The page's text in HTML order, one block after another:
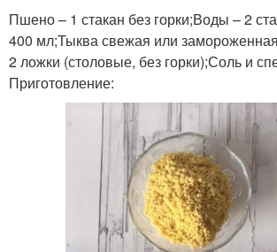
Пшено – 1 стакан без горки;Воды – 2
400 мл;Тыква свежая или
2 ложки (столовые, без горки);Соль и
Приготовление: